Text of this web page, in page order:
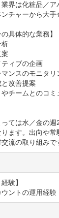
界は化粧品／
チャーから大手
具体的な業務】
析
案
ティブの企画
マンスのモニタ
と改善提案
やチームとのコ
ては水／金の
ます。出向や
流の取り組みで
験】
ントの運用経験